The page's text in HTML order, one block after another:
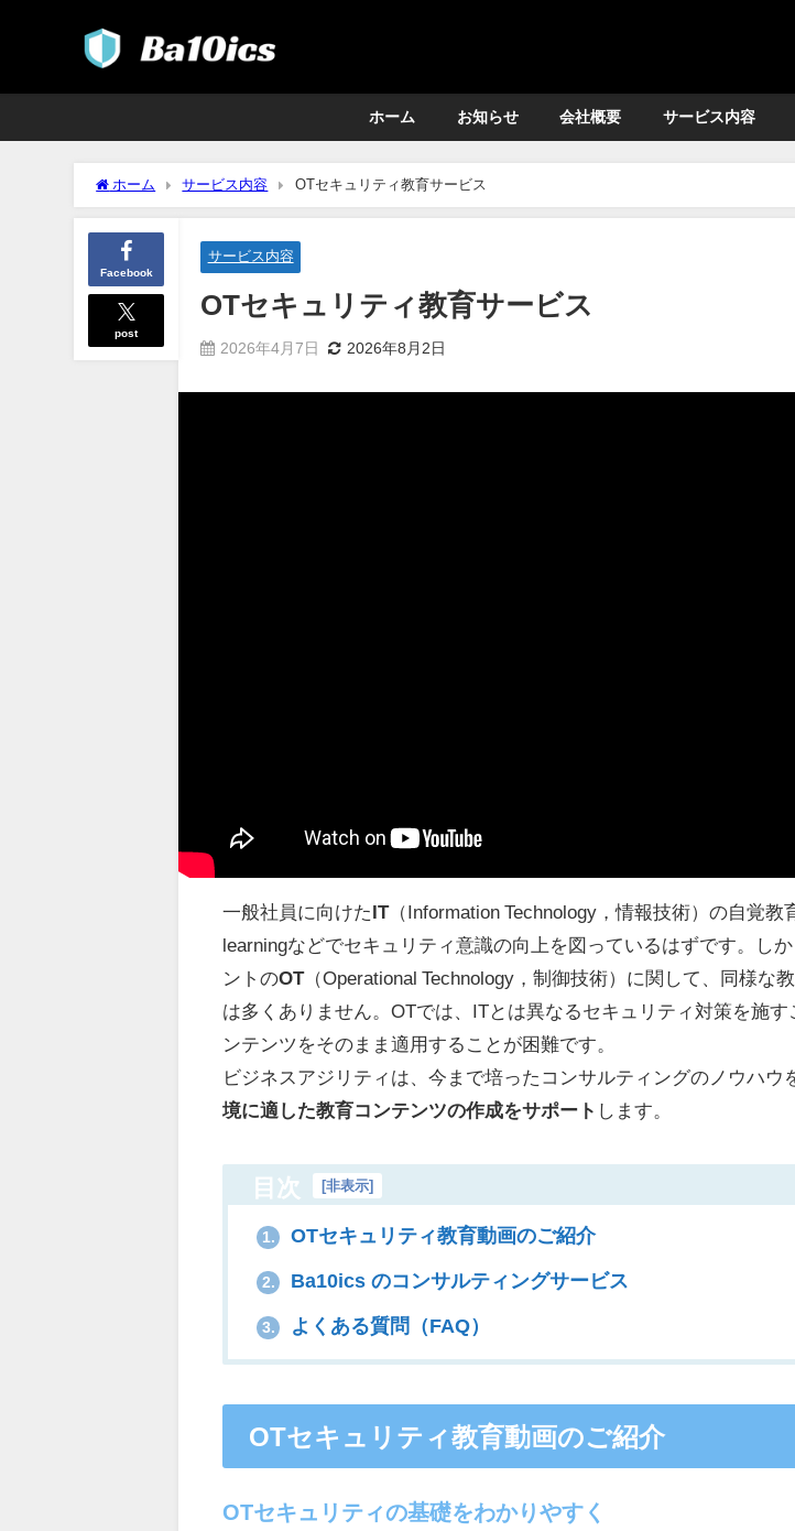
ホーム お知らせ 会社概要 サービス内容
ホーム サービス内容 OTセキュリティ教育サービス
Facebook
post
サービス内容
OTセキュリティ教育サービス
2026年4月7日 2026年8月2日
一般社員に向けた IT（Information Technology，情報技術）の自覚教
learningなどでセキュリティ意識の向上を図っているはずです。し
ントのOT（Operational Technology，制御技術）に関して、同様な
は多くありません。OTでは、ITとは異なるセキュリティ対策を施す
ンテンツをそのまま適用することが困難です。
ビジネスアジリティは、今まで培ったコンサルティングのノウハウ
境に適した教育コンテンツの作成をサポート します。
目次 [非表示]
1. OTセキュリティ教育動画のご紹介
2. Ba10ics のコンサルティングサービス
3. よくある質問（FAQ）
OTセキュリティ教育動画のご紹介
OTセキュリティの基礎をわかりやすく